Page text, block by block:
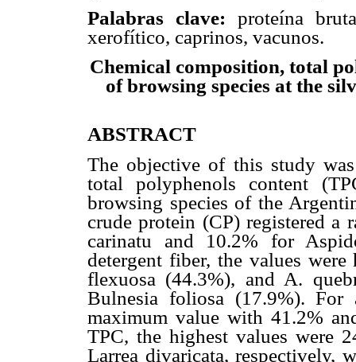
Palabras clave: proteína
xerofítico, caprinos, vacunos.
Chemical composition, total
of browsing species at the
ABSTRACT
The objective of this study
total polyphenols content
browsing species of the
crude protein (CP) registered a
carinatu and 10.2% for
detergent fiber, the values
flexuosa (44.3%), and A.
Bulnesia foliosa (17.9%).
maximum value with 41.2%
TPC, the highest values were
Larrea divaricata, respectively,